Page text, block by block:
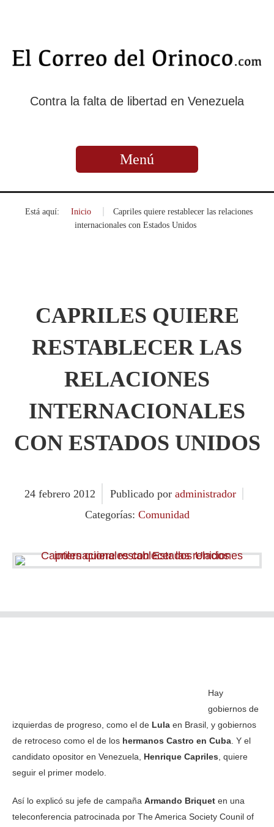
Contra la falta de libertad en Venezuela
Menú
Está aquí: Inicio
Capriles quiere restablecer las relaciones
internacionales con Estados Unidos
CAPRILES QUIERE
RESTABLECER LAS
RELACIONES
INTERNACIONALES
CON ESTADOS UNIDOS
24 febrero 2012 Publicado por administrador
Categorías: Comunidad
Hay
gobiernos de
izquierdas de progreso, como el de Lula en Brasil, y gobiernos
de retroceso como el de los hermanos Castro en Cuba . Y el
candidato opositor en Venezuela, Henrique Capriles , quiere
seguir el primer modelo.
Así lo explicó su jefe de campaña Armando Briquet en una
teleconferencia patrocinada por The America Society Counil of